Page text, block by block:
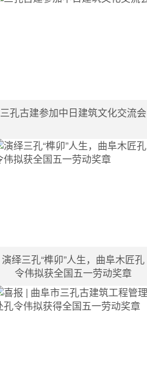
三孔古建参加中日建筑文化交流会
演绎三孔“榫卯”人生，曲阜木匠孔
令伟拟获全国五一劳动奖章